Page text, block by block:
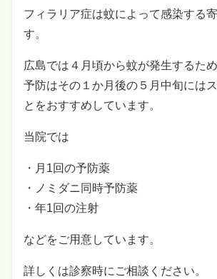
フィラリア症は蚊によって感染する
す。
広島では４月頃から蚊が発生するため
予防はその１か月後の５月中旬には
とをおすすめしています。
当院では
・月1回の予防薬
・ノミダニ同時予防薬
・年1回の注射
などをご用意しています。
詳しくは診察時にご相談ください。